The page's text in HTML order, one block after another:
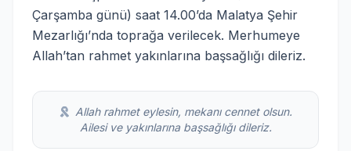
Çarşamba günü) saat 14.00’da Malatya Şehir
Mezarlığı’nda toprağa verilecek. Merhumeye
Allah’tan rahmet yakınlarına başsağlığı dileriz.
Allah rahmet eylesin, mekanı cennet olsun.
Ailesi ve yakınlarına başsağlığı dileriz.